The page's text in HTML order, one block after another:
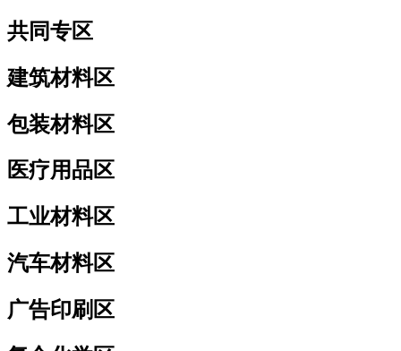
共同专区
建筑材料区
包装材料区
医疗用品区
工业材料区
汽车材料区
广告印刷区